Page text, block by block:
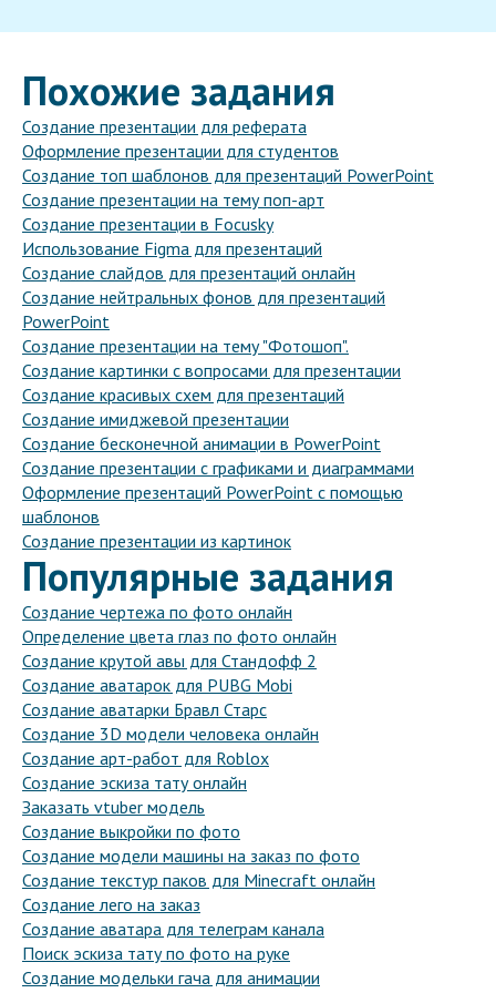
Похожие задания
Создание презентации для реферата
Оформление презентации для студентов
Создание топ шаблонов для презентаций PowerPoint
Создание презентации на тему поп-арт
Создание презентации в Focusky
Использование Figma для презентаций
Создание слайдов для презентаций онлайн
Создание нейтральных фонов для презентаций
PowerPoint
Создание презентации на тему "Фотошоп".
Создание картинки с вопросами для презентации
Создание красивых схем для презентаций
Создание имиджевой презентации
Создание бесконечной анимации в PowerPoint
Создание презентации с графиками и диаграммами
Оформление презентаций PowerPoint с помощью
шаблонов
Создание презентации из картинок
Популярные задания
Создание чертежа по фото онлайн
Определение цвета глаз по фото онлайн
Создание крутой авы для Стандофф 2
Создание аватарок для PUBG Mobi
Создание аватарки Бравл Старс
Создание 3D модели человека онлайн
Создание арт-работ для Roblox
Создание эскиза тату онлайн
Заказать vtuber модель
Создание выкройки по фото
Создание модели машины на заказ по фото
Создание текстур паков для Minecraft онлайн
Создание лего на заказ
Создание аватара для телеграм канала
Поиск эскиза тату по фото на руке
Создание модельки гача для анимации